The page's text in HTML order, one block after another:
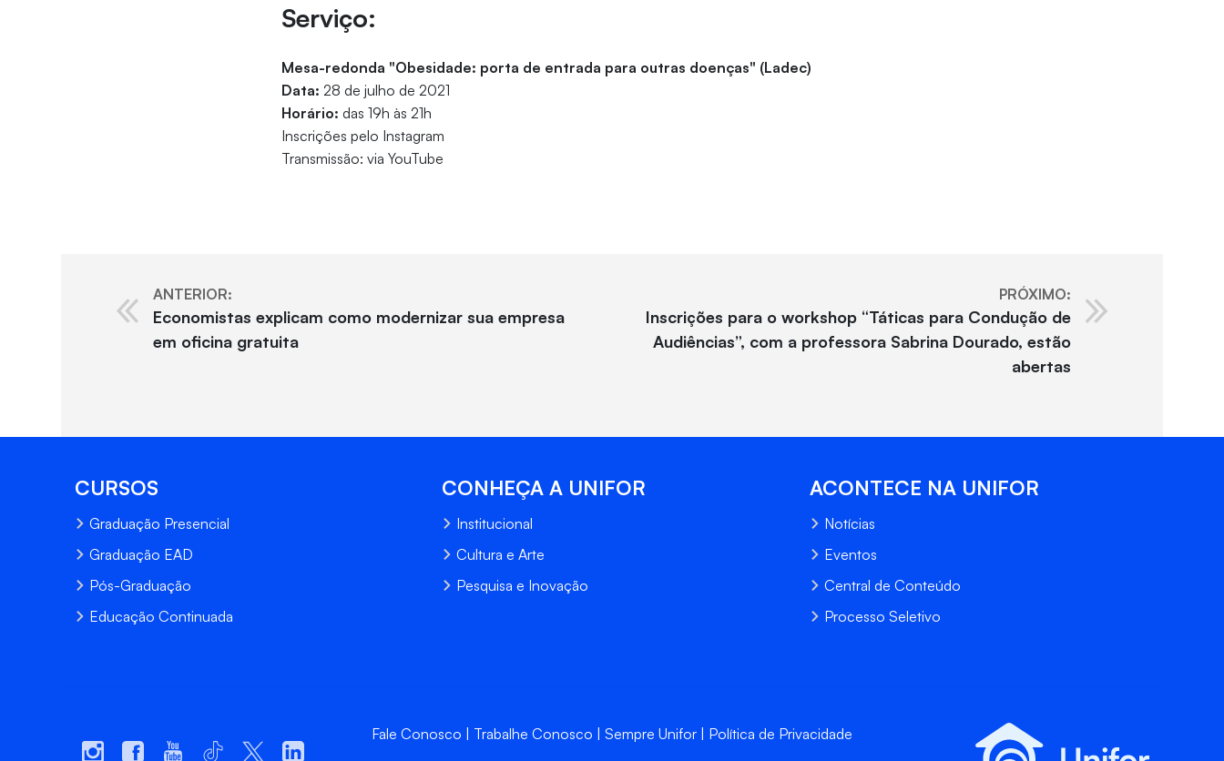
Serviço:
Mesa-redonda "Obesidade: porta de entrada para outras doenças" (Ladec)
Data: 28 de julho de 2021
Horário: das 19h às 21h
Inscrições pelo Instagram
Transmissão: via YouTube
ANTERIOR:
Economistas explicam como modernizar sua empresa
em oficina gratuita
PRÓXIMO:
Inscrições para o workshop “Táticas para Condução de
Audiências”, com a professora Sabrina Dourado, estão
abertas
CURSOS
Graduação Presencial
Graduação EAD
Pós-Graduação
Educação Continuada
CONHEÇA A UNIFOR
Institucional
Cultura e Arte
Pesquisa e Inovação
ACONTECE NA UNIFOR
Notícias
Eventos
Central de Conteúdo
Processo Seletivo
Fale Conosco Trabalhe Conosco Sempre Unifor Política de Privacidade